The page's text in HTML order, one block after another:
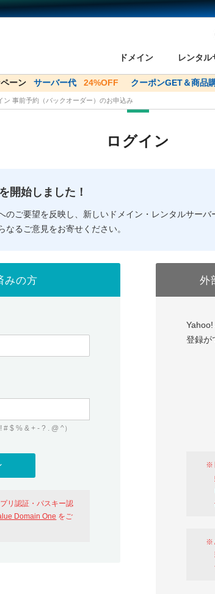
ドメイン
検索
ドメイン一括検
インの種類 WHOIS検索
レンタ
バー ネットde診断
割引
バリュードメイ
メインをご利用希望の方 おすすめ One
メインをご利用希望の方 おすすめ One
ーン サーバー代 24%OFF クーポンGET＆商品
ン✕コアサーバーV2ビジネス応援キャンペーン サ
ン 事前予約（バックオーダー）のお申込み
ログイン
開始しました！
のご要望を反映し、新しいドメイン・レンタルサー
なるご意見をお寄せください。
みの方
$ % & + - ? . @ ^）
リ認証・パスキー認
Domain One をご
外
登録が